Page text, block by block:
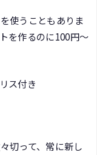
使うこともありま
を作るのに100円～
ス付き
切って、常に新し